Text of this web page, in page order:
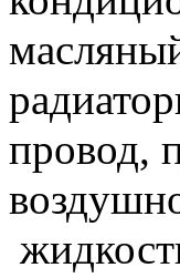
провод,